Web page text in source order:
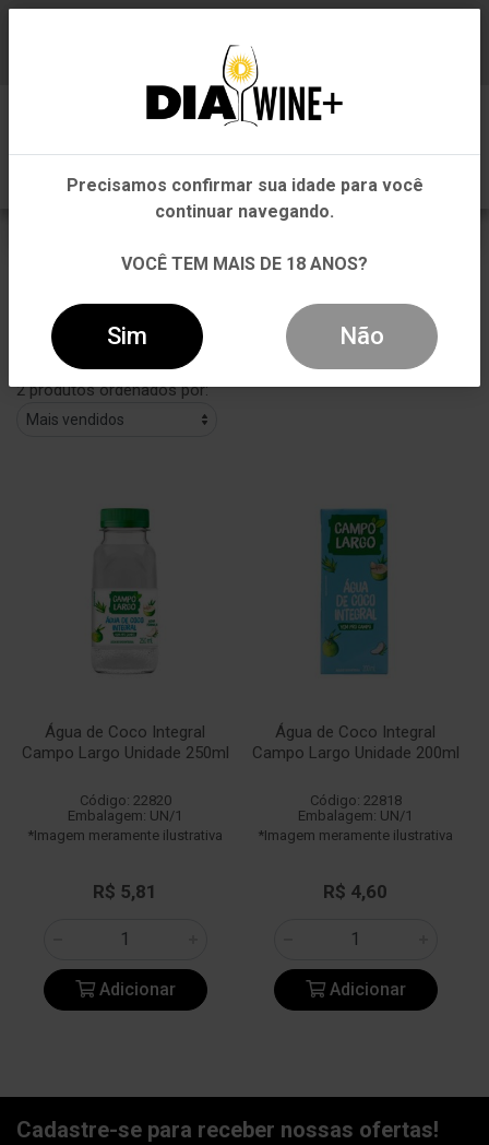
Filtros
2 produtos ordenados por:
Água de Coco Integral
Campo Largo Unidade 250ml
Código: 22820
Embalagem: UN/1
*Imagem meramente ilustrativa
R$ 5,81
Adicionar
Água de Coco Integral
Campo Largo Unidade 200ml
Código: 22818
Embalagem: UN/1
*Imagem meramente ilustrativa
R$ 4,60
Adicionar
Cadastre-se para receber nossas ofertas!
Em que Estado você está?
Pernambuco
Outros Estados
Precisamos confirmar sua idade para você
continuar navegando.
VOCÊ TEM MAIS DE 18 ANOS?
Sim Não